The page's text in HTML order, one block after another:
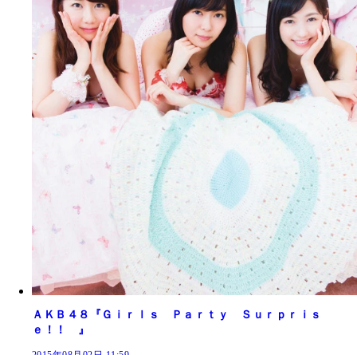
ＡＫＢ４８『Ｇｉｒｌｓ Ｐａｒｔｙ Ｓｕｒｐｒｉｓ
ｅ！！ 』